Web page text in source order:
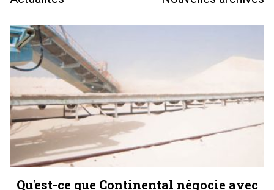
Qu'est-ce que Continental négocie avec